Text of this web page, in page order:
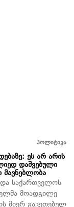
პოლიტიკა
ეს არ არის
დაშვებული
მავნებლობა
საქართველოს
მოადგილე
მიერ გაკეთებულ